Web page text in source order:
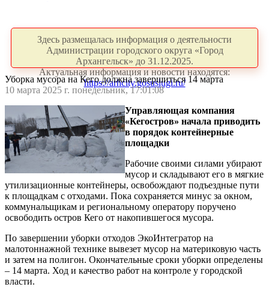
Здесь размещалась информация о деятельности
Администрации городского округа «Город
Архангельск» до 31.12.2025.
Актуальная информация и новости находятся:
https://arhcity.gosuslugi.ru/
Уборка мусора на Кего должна завершиться 14 марта
10 марта 2025 г. понедельник, 17:01:08
Управляющая компания
«Кегостров» начала приводить
в порядок контейнерные
площадки
Рабочие своими силами убирают
мусор и складывают его в мягкие
утилизационные контейнеры, освобождают подъездные пути
к площадкам с отходами. Пока сохраняется минус за окном,
коммунальщикам и региональному оператору поручено
освободить остров Кего от накопившегося мусора.
По завершении уборки отходов ЭкоИнтегратор на
малотоннажной технике вывезет мусор на материковую часть
и затем на полигон. Окончательные сроки уборки определены
– 14 марта. Ход и качество работ на контроле у городской
власти.